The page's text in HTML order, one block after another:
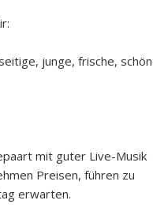
junge, frische,
mit guter Live-Musik
Preisen, führen zu
erwarten.